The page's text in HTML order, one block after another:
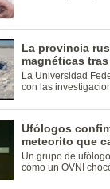
La provincia
magnéticas
La Universidad
con las
Ufólogos
meteorito que
Un grupo de
cómo un OVNI